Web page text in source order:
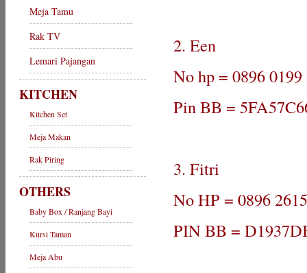
Meja Tamu
Rak TV
Lemari Pajangan
KITCHEN
Kitchen Set
Meja Makan
Rak Piring
OTHERS
Baby Box / Ranjang Bayi
Kursi Taman
Meja Abu
2. Een
No hp = 0896
Pin BB =
3. Fitri
No HP = 0896
PIN BB =